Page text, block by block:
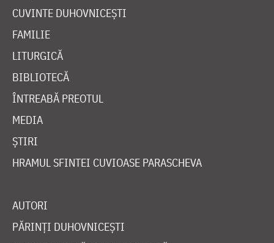
CUVINTE DUHOVNICEȘTI
FAMILIE
LITURGICĂ
BIBLIOTECĂ
ÎNTREABĂ PREOTUL
MEDIA
ȘTIRI
HRAMUL SFINTEI CUVIOASE PARASCHEVA
AUTORI
PĂRINȚI DUHOVNICEȘTI